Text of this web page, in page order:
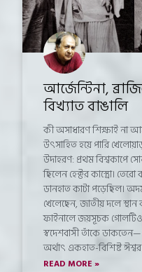
আর্জেন্টিনা,
বিখ্যাত বাঙালি
কী অসাধারণ শিক্ষাই না
উৎসাহিত হয়ে পারি
উদাহরণ: প্রথম বিশ্বকাপে
ছিলেন হেক্টর কাস্ত্রো।
ডানহাত কাটা পড়েছিল।
খেলেছেন, জাতীয় দলে
ফাইনালে জয়সূচক
স্বদেশবাসী তাঁকে
অর্থাৎ একহাত-বিশিষ্ট
READ MORE »